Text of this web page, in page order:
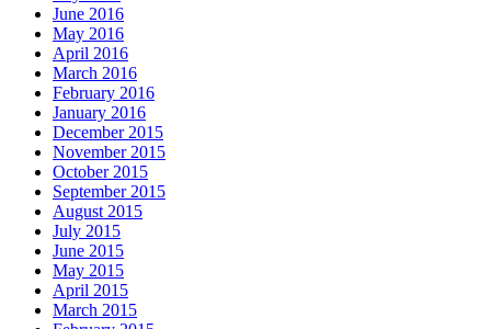
June 2016
May 2016
April 2016
March 2016
February 2016
January 2016
December 2015
November 2015
October 2015
September 2015
August 2015
July 2015
June 2015
May 2015
April 2015
March 2015